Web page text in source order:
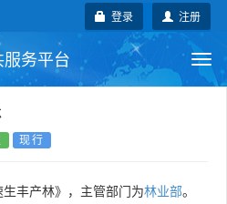
注册
登录
务平台
业标准
委员会
现行
丰产林》，主管部门为林业部。